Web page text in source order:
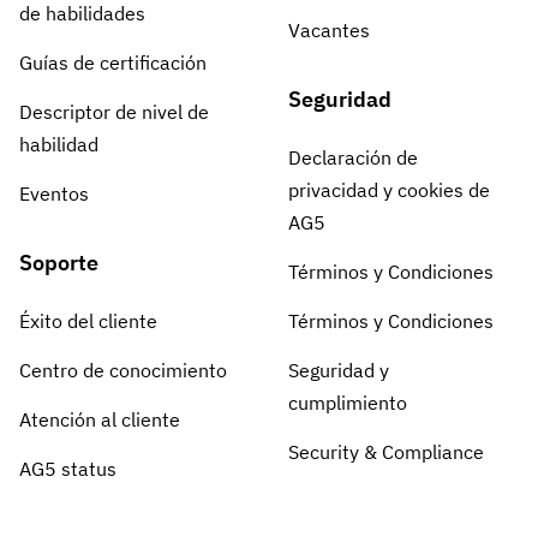
de habilidades
Guías de certificación
Descriptor de nivel de
habilidad
Eventos
Soporte
Éxito del cliente
Centro de conocimiento
Atención al cliente
AG5 status
Vacantes
Seguridad
Declaración de
privacidad y cookies de
AG5
Términos y Condiciones
Términos y Condiciones
Seguridad y
cumplimiento
Security & Compliance